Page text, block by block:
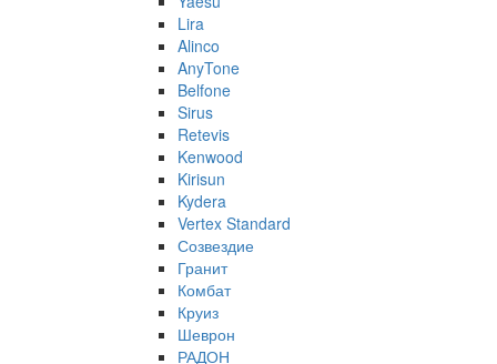
Lira
Alinco
AnyTone
Belfone
Sirus
Retevis
Kenwood
Kirisun
Kydera
Vertex Standard
Созвездие
Гранит
Комбат
Круиз
Шеврон
РАДОН